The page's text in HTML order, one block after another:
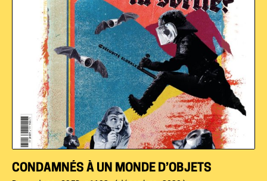
CONDAMNÉS À UN MONDE D’OBJETS